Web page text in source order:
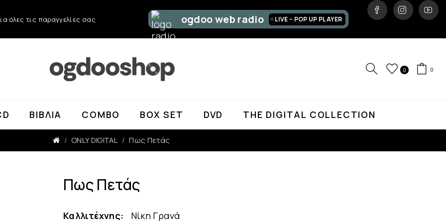
όλες τις παραγγελίες σας ogdoo web radio LIVE – POP UP PLAYER
0 0
ΒΙΒΛΊΑ COMBO BOX SET DVD THE DIGITAL COLLECTION
ONLY DIGITAL Πως Πετάς
Πως Πετάς
Καλλιτέχνης:
Νίκη Γρανά